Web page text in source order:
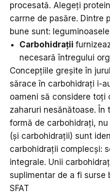
procesată. Alegeți
carrne de pasăre. Dintre
bune sunt:
Carbohidrații
necesară întregului
Concepțiile greșite în
sărace în carbohidrați i-
oameni să considere toți
zaharuri nesănătoase.
formă de carbohidrați,
(și carbohidrații) sunt
carbohidrații complecși:
integrale. Unii
suplimentar de a fi surse
SFAT